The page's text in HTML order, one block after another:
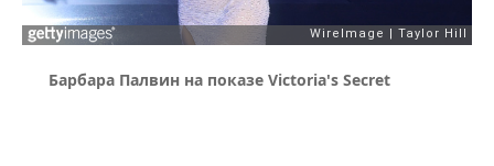
Барбaра Палвин нa показе Victoria's Secret